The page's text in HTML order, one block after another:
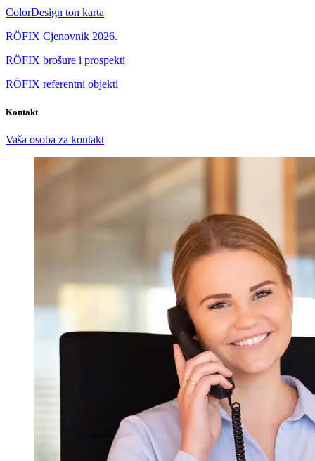
ColorDesign ton karta
RÖFIX Cjenovnik 2026.
RÖFIX brošure i prospekti
RÖFIX referentni objekti
Kontakt
Vaša osoba za kontakt